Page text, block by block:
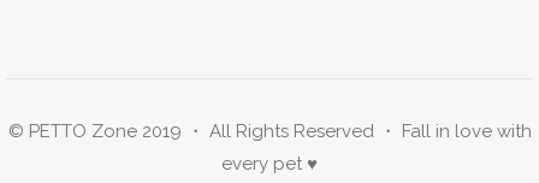
© PETTO Zone 2019 ・ All Rights Reserved ・ Fall in love with
every pet ♥